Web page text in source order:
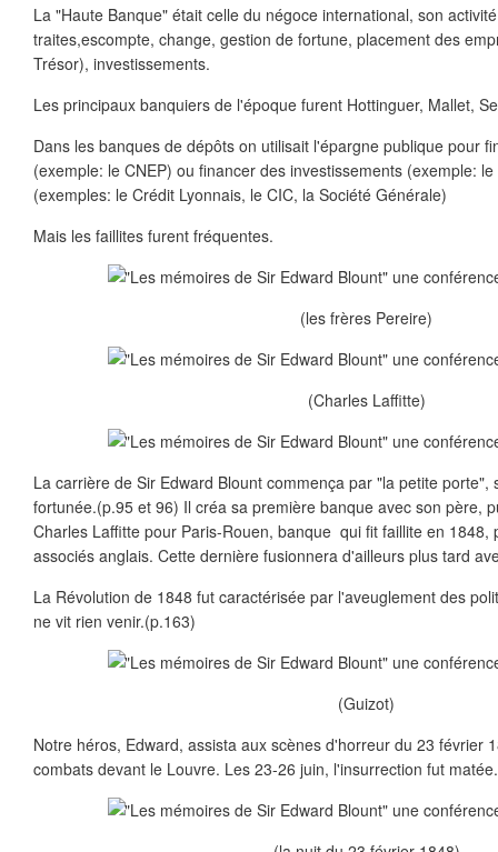
La "Haute Banque" était celle du négoce international, son
traites,escompte, change, gestion de fortune, placement des
Trésor), investissements.
Les principaux banquiers de l'époque furent Hottinguer, Mallet,
Dans les banques de dépôts on utilisait l'épargne publique pour
(exemple: le CNEP) ou financer des investissements (exemple:
(exemples: le Crédit Lyonnais, le CIC, la Société Générale)
Mais les faillites furent fréquentes.
(les frères Pereire)
(Charles Laffitte)
La carrière de Sir Edward Blount commença par "la petite porte",
fortunée.(p.95 et 96) Il créa sa première banque avec son père,
Charles Laffitte pour Paris-Rouen, banque qui fit faillite en 1848,
associés anglais. Cette dernière fusionnera d'ailleurs plus tard
La Révolution de 1848 fut caractérisée par l'aveuglement des
ne vit rien venir.(p.163)
(Guizot)
Notre héros, Edward, assista aux scènes d'horreur du 23 février
combats devant le Louvre. Les 23-26 juin, l'insurrection fut matée.